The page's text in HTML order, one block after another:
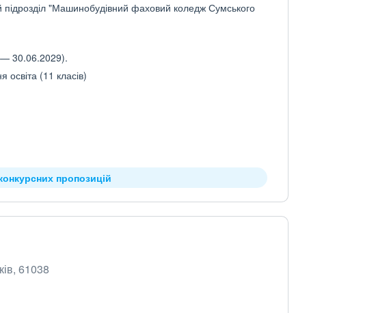
підрозділ "Машинобудівний фаховий коледж Сумського
— 30.06.2029).
(11 класів)
пропозицій
61038